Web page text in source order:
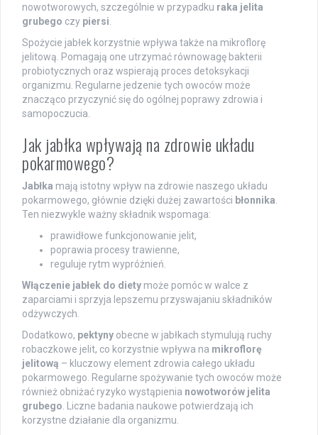
nowotworowych, szczególnie w przypadku raka jelita
grubego czy piersi.
Spożycie jabłek korzystnie wpływa także na mikroflorę
jelitową. Pomagają one utrzymać równowagę bakterii
probiotycznych oraz wspierają proces detoksykacji
organizmu. Regularne jedzenie tych owoców może
znacząco przyczynić się do ogólnej poprawy zdrowia i
samopoczucia.
Jak jabłka wpływają na zdrowie układu
pokarmowego?
Jabłka mają istotny wpływ na zdrowie naszego układu
pokarmowego, głównie dzięki dużej zawartości błonnika.
Ten niezwykle ważny składnik wspomaga:
prawidłowe funkcjonowanie jelit,
poprawia procesy trawienne,
reguluje rytm wypróżnień.
Włączenie jabłek do diety może pomóc w walce z
zaparciami i sprzyja lepszemu przyswajaniu składników
odżywczych.
Dodatkowo, pektyny obecne w jabłkach stymulują ruchy
robaczkowe jelit, co korzystnie wpływa na mikroflorę
jelitową – kluczowy element zdrowia całego układu
pokarmowego. Regularne spożywanie tych owoców może
również obniżać ryzyko wystąpienia nowotworów jelita
grubego. Liczne badania naukowe potwierdzają ich
korzystne działanie dla organizmu.